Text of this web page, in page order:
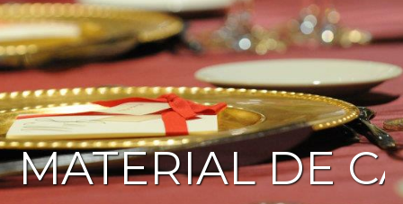
MATERIAL DE